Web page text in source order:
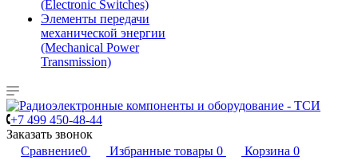
(Electronic Switches)
Элементы передачи
механической энергии
(Mechanical Power
Transmission)
+7 499 450-48-44
Заказать звонок
Сравнение0 Избранные товары 0 Корзина 0